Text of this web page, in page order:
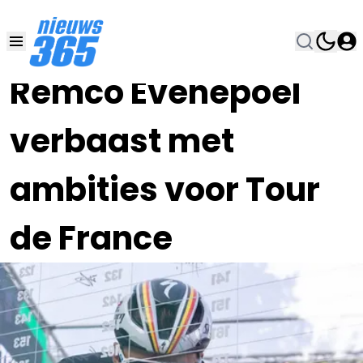
Remco Evenepoel
verbaast met
ambities voor Tour
de France
14 DEC 2023, 9:45